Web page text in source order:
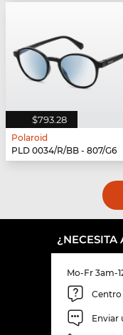
$793.28
Polaroid
PLD 0034/R/BB - 807/G6
¿NECESITA
Mo-Fr 3am-
Centro
Enviar